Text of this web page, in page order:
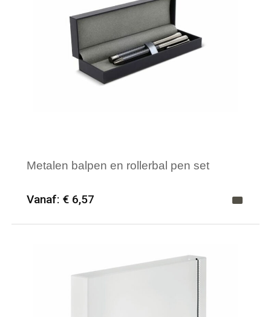
Metalen balpen en rollerbal pen set
Vanaf: € 6,57
Minimale afname: 12